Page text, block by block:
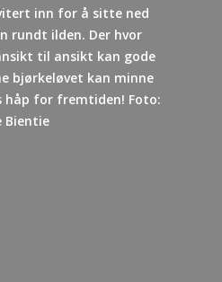
inn for å sitte ned
rundt ilden. Der hvor
til ansikt kan gode
bjørkeløvet kan minne
håp for fremtiden! Foto:
Bientie